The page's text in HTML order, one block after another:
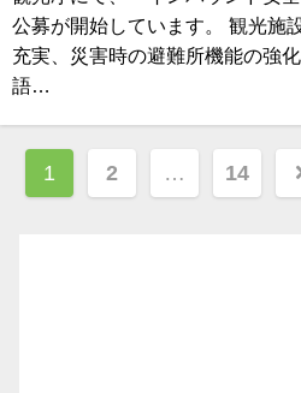
公募が開始しています。 観光施
充実、災害時の避難所機能の強
語…
投
稿
1 2 … 14